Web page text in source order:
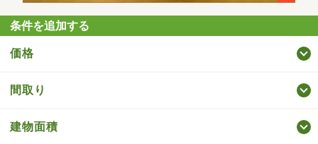
条件を追加する
価格
間取り
建物面積